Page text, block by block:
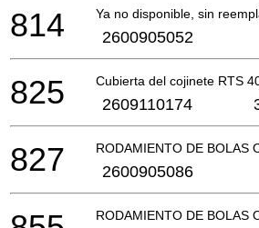
Ya no disponible, sin
814 2600905052
Cubierta del cojinete RTS
825 2609110174
RODAMIENTO DE BOLAS
827 2600905086
RODAMIENTO DE BOLAS